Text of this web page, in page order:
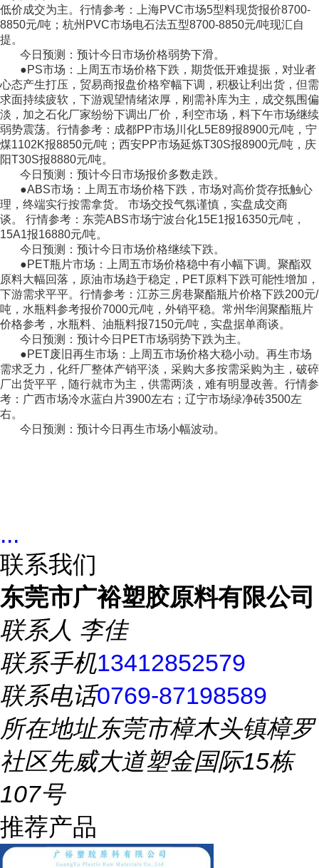
低价成交为主。行情参考：上海PVC市场5型料现货报价8700-
8850元/吨；杭州PVC市场电石法五型8700-8850元/吨现汇自
提。
今日预测：预计今日市场价格弱势下滑。
●PS市场：上周五市场价格下跌，期货低开难提振，对业者
心态产生打压，贸易商报盘价格窄幅下调，积极让利出货，但需
求面持续疲软，下游观望情绪浓厚，刚需补库为主，成交氛围偏
淡，加之石化厂家纷纷下调出厂价，利空市场，料下午市场继续
弱势震荡。行情参考：成都PP市场川化L5E89报8900元/吨，宁
煤1102K报8850元/吨；西安PP市场延炼T30S报8900元/吨，庆
阳T30S报8880元/吨。
今日预测：预计今日市场报价多数走跌。
●ABS市场：上周五市场价格下跌，市场对高价货存抵触心
理，终端实行按需拿货。 市场交投气氛谨慎，实盘成交商
谈。 行情参考：东莞ABS市场宁波台化15E1报16350元/吨，
15A1报16880元/吨。
今日预测：预计今日市场价格继续下跌。
●PET瓶片市场：上周五市场价格稳中有小幅下调。聚酯双
原料大幅回落，原油市场趋于稳定，PET原料下跌可能性增加，
下游需求平平。行情参考：江苏三房巷聚酯瓶片价格下跌200元/
吨，水瓶料参考报价7000元/吨，外销平稳。常州华润聚酯瓶片
价格参考，水瓶料、油瓶料报7150元/吨，实盘据单商谈。
今日预测：预计今日PET市场弱势下跌为主。
●PET废旧再生市场：上周五市场价格大稳小动。再生市场
需求乏力，化纤厂整体产销平淡，采购大多按需采购为主，破碎
厂出货平平，随行就市为主，供需两淡，难有明显改善。行情参
考：广西市场冷水蓝白片3900左右；辽宁市场绿净砖3500左
右。
今日预测：预计今日再生市场小幅波动。
...
联系我们
东莞市广裕塑胶原料有限公司
联系人 李佳
联系手机13412852579
联系电话0769-87198589
所在地址东莞市樟木头镇樟罗
社区先威大道塑金国际15栋
107号
推荐产品